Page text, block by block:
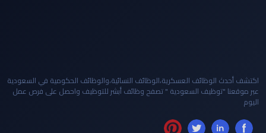
اكتشف أحدث الوظائف العسكرية،الوظائف النسائية،والوظائف الحكومية في السعودية
عبر موقعنا "توظيف السعودية " تصفح وظائف أبشر للتوظيف واحصل على فرص عمل
اليوم